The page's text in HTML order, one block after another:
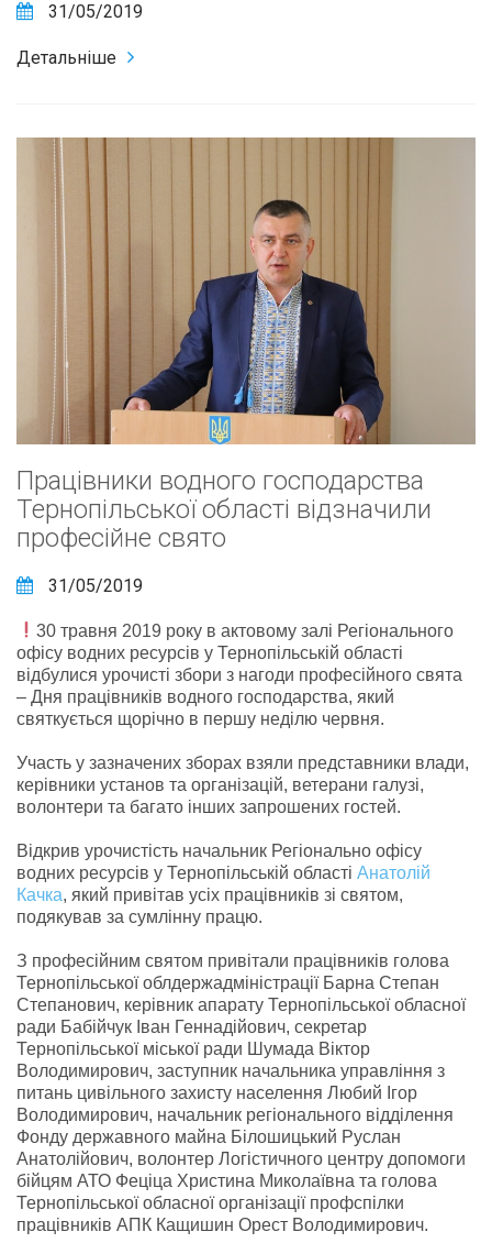
31/05/2019
Детальніше
Працівники водного господарства
Тернопільської області відзначили
професійне свято
31/05/2019
30 травня 2019 року в актовому залі Регіонального
офісу водних ресурсів у Тернопільській області
відбулися урочисті збори з нагоди професійного свята
– Дня працівників водного господарства, який
святкується щорічно в першу неділю червня.
Участь у зазначених зборах взяли представники влади,
керівники установ та організацій, ветерани галузі,
волонтери та багато інших запрошених гостей.
Відкрив урочистість начальник Регіонально офісу
водних ресурсів у Тернопільській області Анатолій
Качка, який привітав усіх працівників зі святом,
подякував за сумлінну працю.
З професійним святом привітали працівників голова
Тернопільської облдержадміністрації Барна Степан
Степанович, керівник апарату Тернопільської обласної
ради Бабійчук Іван Геннадійович, секретар
Тернопільської міської ради Шумада Віктор
Володимирович, заступник начальника управління з
питань цивільного захисту населення Любий Ігор
Володимирович, начальник регіонального відділення
Фонду державного майна Білошицький Руслан
Анатолійович, волонтер Логістичного центру допомоги
бійцям АТО Феціца Христина Миколаївна та голова
Тернопільської обласної організації профспілки
працівників АПК Кащишин Орест Володимирович.